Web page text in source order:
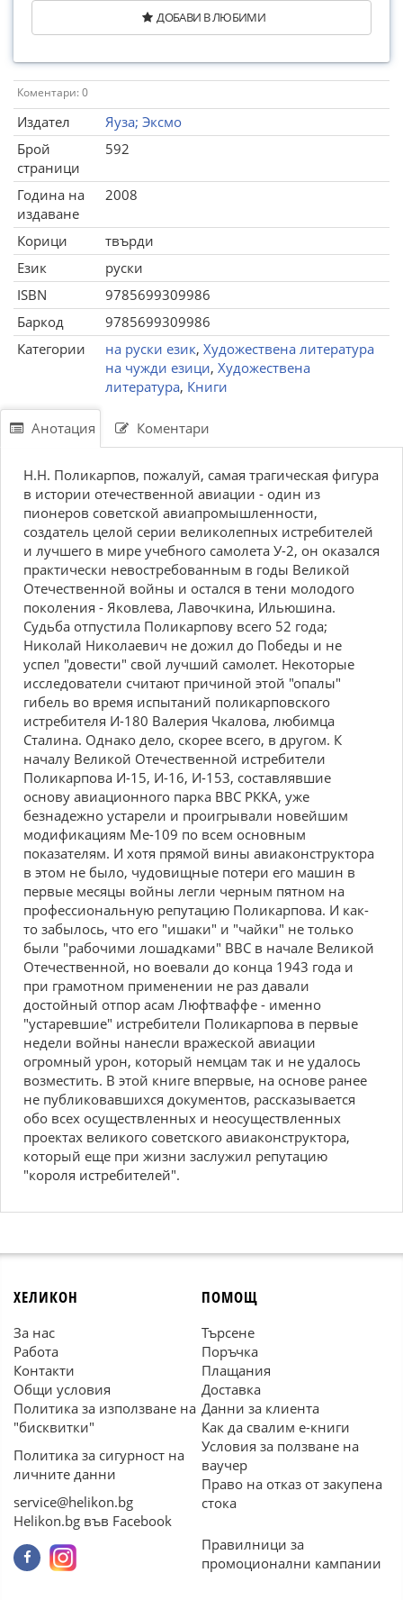
ДОБАВИ В ЛЮБИМИ
Коментари: 0
Издател
Яуза; Эксмо
Брой
страници
592
Година на
издаване
2008
Корици
твърди
Език
руски
ISBN
9785699309986
Баркод
9785699309986
Категории
на руски език, Художествена литература
на чужди езици, Художествена
литература, Книги
Анотация Коментари
Н.Н. Поликарпов, пожалуй, самая трагическая фигура
в истории отечественной авиации - один из
пионеров советской авиапромышленности,
создатель целой серии великолепных истребителей
и лучшего в мире учебного самолета У-2, он оказался
практически невостребованным в годы Великой
Отечественной войны и остался в тени молодого
поколения - Яковлева, Лавочкина, Ильюшина.
Судьба отпустила Поликарпову всего 52 года;
Николай Николаевич не дожил до Победы и не
успел "довести" свой лучший самолет. Некоторые
исследователи считают причиной этой "опалы"
гибель во время испытаний поликарповского
истребителя И-180 Валерия Чкалова, любимца
Сталина. Однако дело, скорее всего, в другом. К
началу Великой Отечественной истребители
Поликарпова И-15, И-16, И-153, составлявшие
основу авиационного парка ВВС РККА, уже
безнадежно устарели и проигрывали новейшим
модификациям Ме-109 по всем основным
показателям. И хотя прямой вины авиаконструктора
в этом не было, чудовищные потери его машин в
первые месяцы войны легли черным пятном на
профессиональную репутацию Поликарпова. И как-
то забылось, что его "ишаки" и "чайки" не только
были "рабочими лошадками" ВВС в начале Великой
Отечественной, но воевали до конца 1943 года и
при грамотном применении не раз давали
достойный отпор асам Люфтваффе - именно
"устаревшие" истребители Поликарпова в первые
недели войны нанесли вражеской авиации
огромный урон, который немцам так и не удалось
возместить. В этой книге впервые, на основе ранее
не публиковавшихся документов, рассказывается
обо всех осуществленных и неосуществленных
проектах великого советского авиаконструктора,
который еще при жизни заслужил репутацию
"короля истребителей".
ХЕЛИКОН
За нас
Работа
Контакти
Общи условия
Политика за използване на
"бисквитки"
Политика за сигурност на
личните данни
service@helikon.bg
Helikon.bg във Facebook
ПОМОЩ
Търсене
Поръчка
Плащания
Доставка
Данни за клиента
Как да свалим е-книги
Условия за ползване на
ваучер
Право на отказ от закупена
стока
Правилници за
промоционални кампании